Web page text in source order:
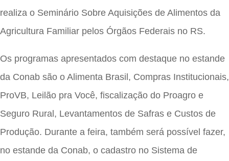
realiza o Seminário Sobre Aquisições de Alimentos da
Agricultura Familiar pelos Órgãos Federais no RS.
Os programas apresentados com destaque no estande
da Conab são o Alimenta Brasil, Compras Institucionais,
ProVB, Leilão pra Você, fiscalização do Proagro e
Seguro Rural, Levantamentos de Safras e Custos de
Produção. Durante a feira, também será possível fazer,
no estande da Conab, o cadastro no Sistema de